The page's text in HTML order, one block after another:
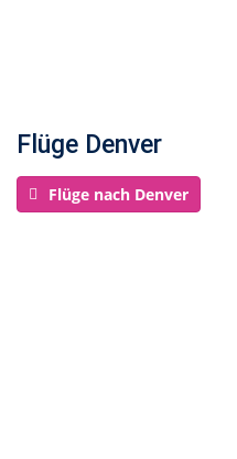
Flüge Denver
Flüge nach Denver